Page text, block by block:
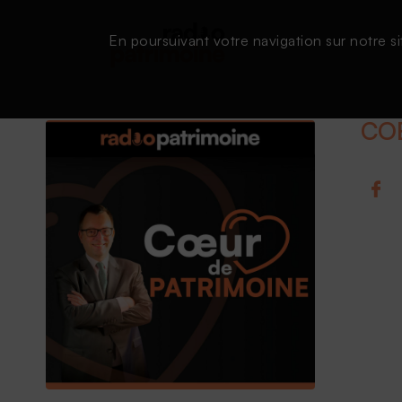
En poursuivant votre navigation sur notre